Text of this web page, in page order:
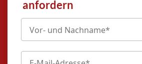
anfordern